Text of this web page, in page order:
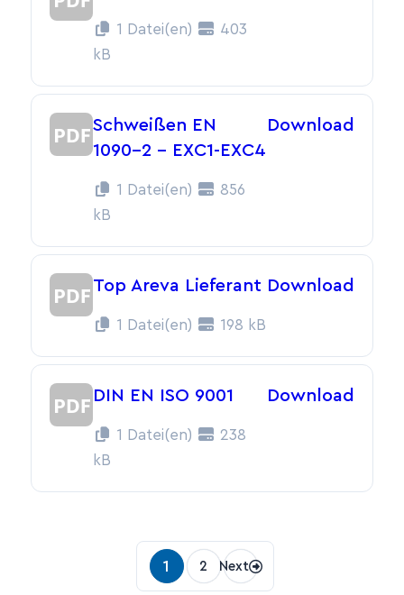
1 Datei(en)
403
kB
Schweißen EN
1090-2 – EXC1-EXC4
1 Datei(en)
856
kB
Download
Top Areva Lieferant
1 Datei(en) 198 kB
Download
DIN EN ISO 9001
1 Datei(en)
238
kB
Download
1 2 Next